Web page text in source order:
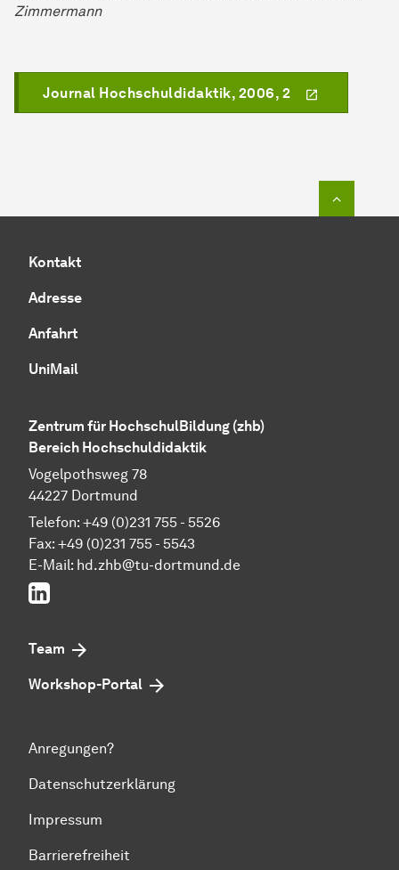
Zimmermann
Journal Hochschuldidaktik, 2006, 2
Kontakt
Adresse
Anfahrt
UniMail
Zentrum für Hoch­schul­Bil­dung (zhb)
Bereich Hochschuldidaktik
Vogelpothsweg 78
44227 Dortmund
Telefon: +49 (0)231 755 - 5526
Fax: +49 (0)231 755 - 5543
E-Mail: hd.zhb@tu-dortmund.de
LinkedIn
Team
Workshop-Portal
Anregungen?
Datenschutzerklärung
Impressum
Barrierefreiheit